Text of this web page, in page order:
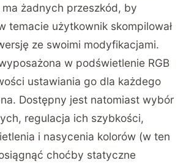
żadnych przeszkód, by
temacie użytkownik skompilował
ze swoimi modyfikacjami.
w podświetlenie RGB
ustawiania go dla każdego
Dostępny jest natomiast wybór
regulacja ich szybkości,
i nasycenia kolorów (w ten
choćby statyczne